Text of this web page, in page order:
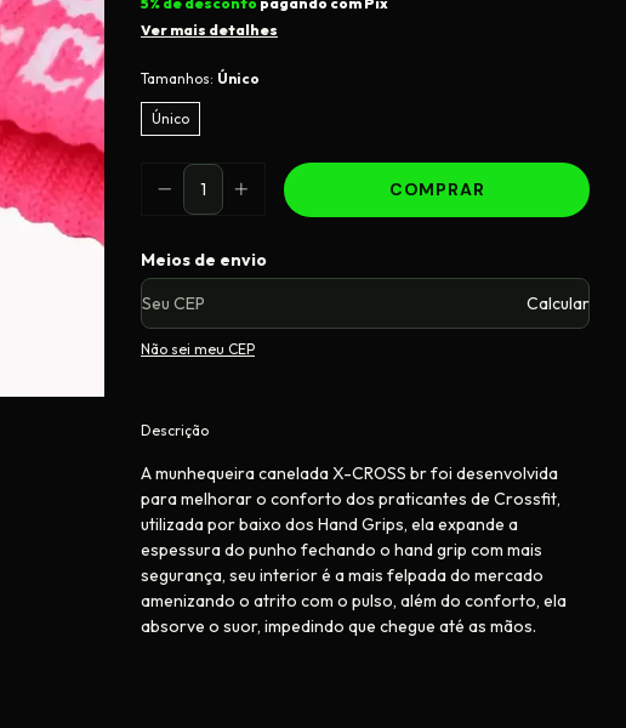
Ver mais detalhes
Tamanhos: Único
Único
Entregas para o CEP:
Meios de envio
Calcular
Não sei meu CEP
Descrição
A munhequeira canelada X-CROSS br foi desenvolvida
para melhorar o conforto dos praticantes de Crossfit,
utilizada por baixo dos Hand Grips, ela expande a
espessura do punho fechando o hand grip com mais
segurança, seu interior é a mais felpada do mercado
amenizando o atrito com o pulso, além do conforto, ela
absorve o suor, impedindo que chegue até as mãos.